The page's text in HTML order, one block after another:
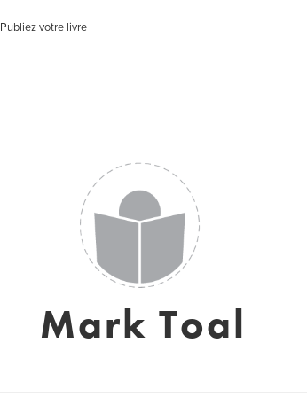
Publiez votre livre
Mark Toal